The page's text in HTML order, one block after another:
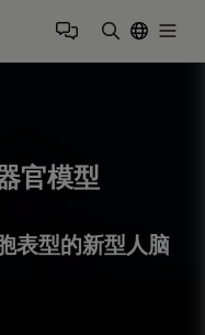
官模型
表型的新型人脑